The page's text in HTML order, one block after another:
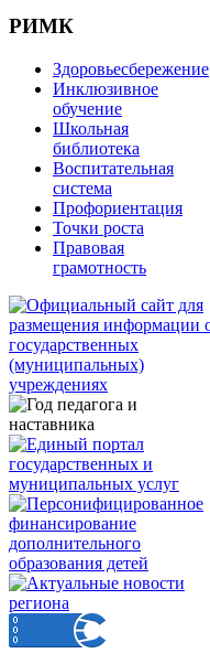
РИМК
Здоровьесбережение
Инклюзивное
обучение
Школьная
библиотека
Воспитательная
система
Профориентация
Точки роста
Правовая
грамотность